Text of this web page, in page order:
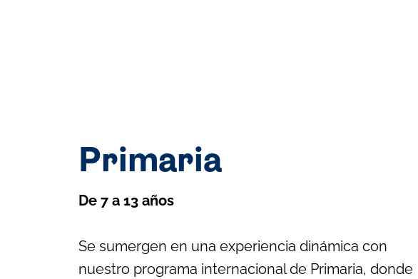
Primaria
De 7 a 13 años
Se sumergen en una experiencia dinámica con
nuestro programa internacional de Primaria, donde